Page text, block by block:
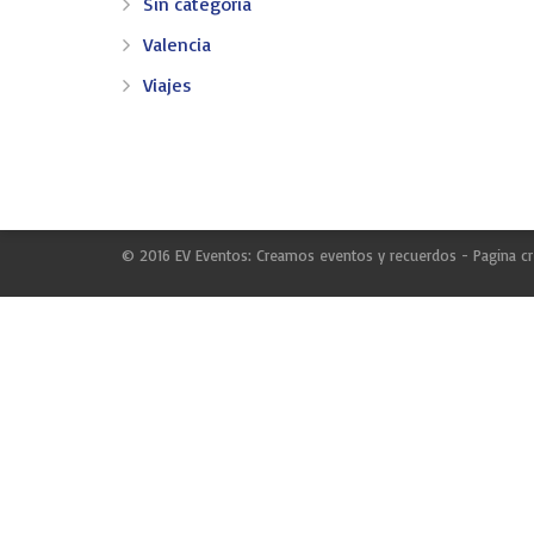
Valencia
Viajes
CONTACTO
AV. REINO DE VALENCIA 69 - 46005 VALENCIA
© 2016 EV Eventos: Creamos eventos y recuerdos - Pagina